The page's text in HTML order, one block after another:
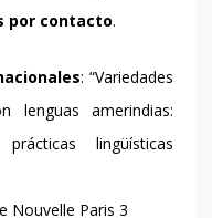
por contacto.
: “Variedades
lenguas amerindias:
lingüísticas
Nouvelle Paris 3